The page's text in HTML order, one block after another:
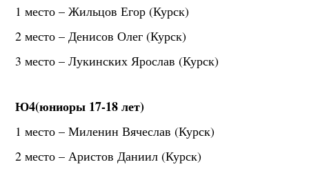
1 место – Жильцов Егор (Курск)
2 место – Денисов Олег (Курск)
3 место – Лукинских Ярослав (Курск)
Ю4(юниоры 17-18 лет)
1 место – Миленин Вячеслав (Курск)
2 место – Аристов Даниил (Курск)